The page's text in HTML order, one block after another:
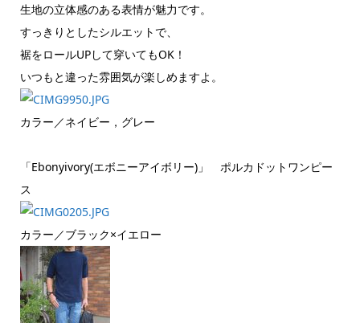
生地の立体感のある表情が魅力です。
すっきりとしたシルエットで、
裾をロールUPして穿いてもOK！
いつもと違った雰囲気が楽しめますよ。
カラー／ネイビー，グレー
「Ebonyivory(エボニーアイボリー)」 ポルカドットワンピー
ス
カラー／ブラック×イエロー